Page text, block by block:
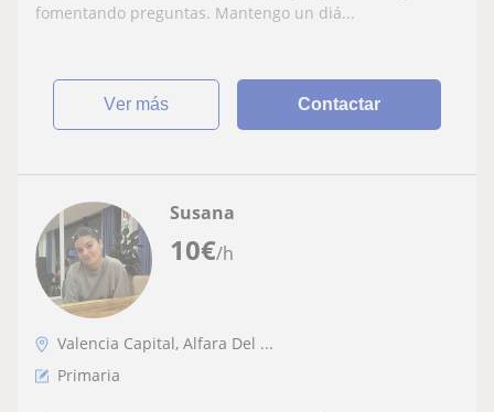
fomentando preguntas. Mantengo un diá...
ver más Contactar
10€/h
Susana
Valencia Capital, Alfara Del ...
Primaria